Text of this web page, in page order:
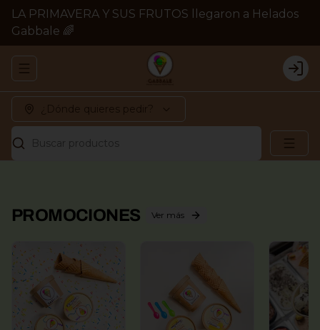
LA PRIMAVERA Y SUS FRUTOS llegaron a Helados
Gabbale 🌈
Abrir menu de navegación
Buscar productos
PROMOCIONES Ver más